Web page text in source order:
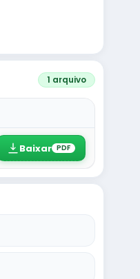
1 arquivo
Baixar PDF